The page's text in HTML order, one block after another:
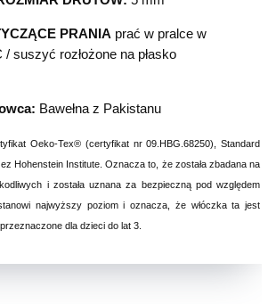
PRANIA prać w pralce w
/ suszyć rozłożone na płasko
Bawełna z Pakistanu
Oeko-Tex® (certyfikat nr 09.HBG.68250), Standard
Hohenstein Institute. Oznacza to, że została zbadana na
i została uznana za bezpieczną pod względem
najwyższy poziom i oznacza, że włóczka ta jest
dla dzieci do lat 3.